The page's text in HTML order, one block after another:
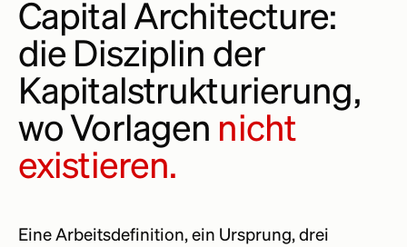
Capital Architecture:
die Disziplin der
Kapitalstrukturierung,
wo Vorlagen nicht
existieren.
Eine Arbeitsdefinition, ein Ursprung, drei